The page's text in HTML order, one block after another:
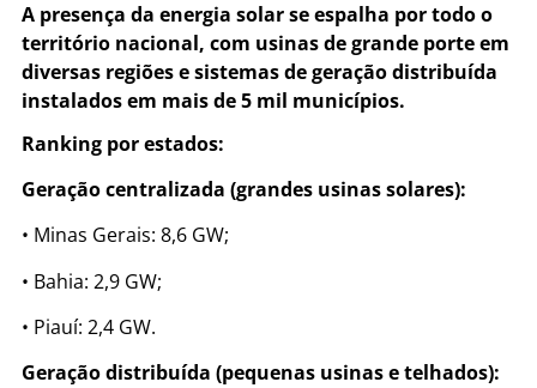
A presença da energia solar se espalha por todo o
território nacional, com usinas de grande porte em
diversas regiões e sistemas de geração distribuída
instalados em mais de 5 mil municípios.
Ranking por estados:
Geração centralizada (grandes usinas solares):
• Minas Gerais: 8,6 GW;
• Bahia: 2,9 GW;
• Piauí: 2,4 GW.
Geração distribuída (pequenas usinas e telhados):